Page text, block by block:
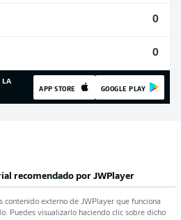
0
0
LA
APP STORE GOOGLE PLAY
recomendado por JWPlayer
contenido externo de JWPlayerque funciona
Puedes visualizarlo haciendo clic sobre dicho